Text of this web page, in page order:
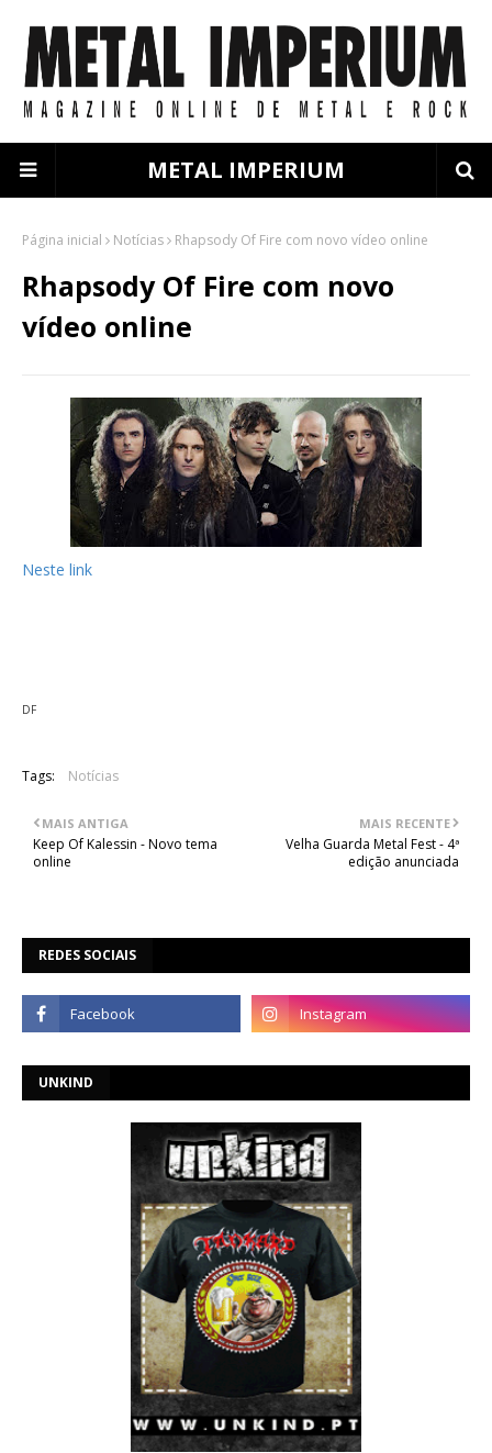
METAL IMPERIUM
Página inicial Notícias Rhapsody Of Fire com novo vídeo online
Rhapsody Of Fire com novo
vídeo online
Neste link
DF
Tags: Notícias
MAIS RECENTE
Velha Guarda Metal Fest - 4ª
edição anunciada
MAIS ANTIGA
Keep Of Kalessin - Novo tema
online
REDES SOCIAIS
UNKIND